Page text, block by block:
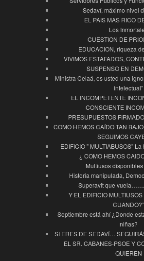
Sedaví, máximo nivel
EL PAIS MAS RICO
Los
CUESTION DE
EDUCACION, riqueza
VIVIMOS ESTAFADOS,
SUSPENSO EN
Ministra Celaá, es usted una
intelectual”
EL INCOMPETENTE
CONSCIENTE
PRESUPUESTOS
COMO HEMOS CAÍDO TAN
SEGUIMOS
EDIFICIO ” MULTIABUSOS”
¿ COMO HEMOS
Multiusos
Historia manipulada,
Superavit que
Y EL EDIFICIO
CUANDO?”
Septiembre está ahí ¿Donde
niñas?
SI ERES DE SEDAVÍ…
EL SR. CABANES-PSOE Y
QUIEREN